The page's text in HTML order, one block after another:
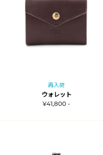
再入荷
ウォレット
¥41,800 -